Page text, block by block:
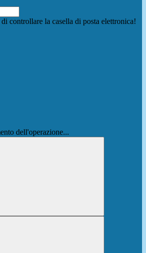
controllare la casella di posta elettronica!
dell'operazione...